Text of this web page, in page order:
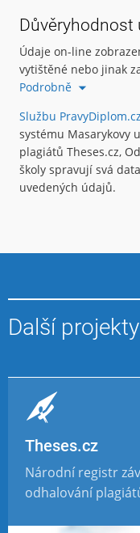
Důvěryhodnost
Údaje on-line
vytištěné nebo jinak
Podrobně
Službu PravyDiplom.cz
systému Masarykovy
plagiátů Theses.cz,
školy spravují svá
uvedených údajů.
Další projekty
Theses.cz
Národní registr
odhalování